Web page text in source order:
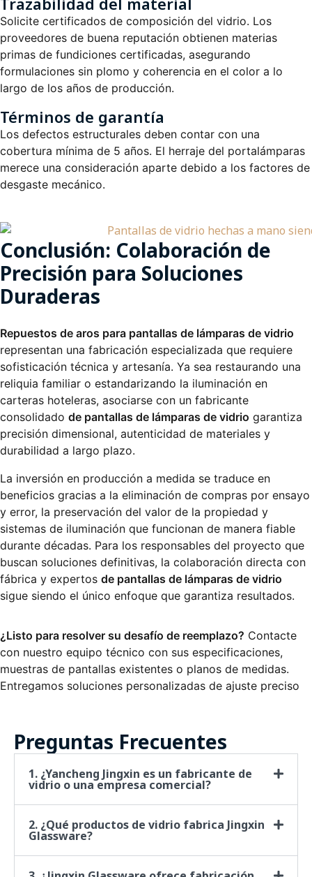
Solicite certificados de composición del vidrio. Los
proveedores de buena reputación obtienen materias
primas de fundiciones certificadas, asegurando
formulaciones sin plomo y coherencia en el color a lo
largo de los años de producción.
Términos de garantía
Los defectos estructurales deben contar con una
cobertura mínima de 5 años. El herraje del portalámparas
merece una consideración aparte debido a los factores de
desgaste mecánico.
Conclusión: Colaboración de
Precisión para Soluciones
Duraderas
Repuestos de aros para pantallas de lámparas de vidrio
representan una fabricación especializada que requiere
sofisticación técnica y artesanía. Ya sea restaurando una
reliquia familiar o estandarizando la iluminación en
carteras hoteleras, asociarse con un fabricante
consolidado de pantallas de lámparas de vidrio garantiza
precisión dimensional, autenticidad de materiales y
durabilidad a largo plazo.
La inversión en producción a medida se traduce en
beneficios gracias a la eliminación de compras por ensayo
y error, la preservación del valor de la propiedad y
sistemas de iluminación que funcionan de manera fiable
durante décadas. Para los responsables del proyecto que
buscan soluciones definitivas, la colaboración directa con
fábrica y expertos de pantallas de lámparas de vidrio
sigue siendo el único enfoque que garantiza resultados.
¿Listo para resolver su desafío de reemplazo? Contacte
con nuestro equipo técnico con sus especificaciones,
muestras de pantallas existentes o planos de medidas.
Entregamos soluciones personalizadas de ajuste preciso
Preguntas Frecuentes
1. ¿Yancheng Jingxin es un fabricante de
vidrio o una empresa comercial?
2. ¿Qué productos de vidrio fabrica Jingxin
Glassware?